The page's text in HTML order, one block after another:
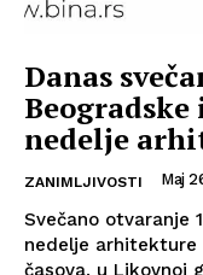
Danas
nedelje
ZANIMLJIVOSTI Maj
Svečano otvaranje
nedelje arhitekture